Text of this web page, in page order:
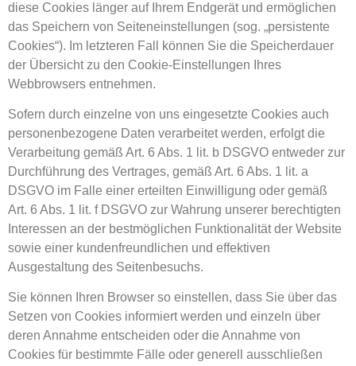
diese Cookies länger auf Ihrem Endgerät und ermöglichen
das Speichern von Seiteneinstellungen (sog. „persistente
Cookies“). Im letzteren Fall können Sie die Speicherdauer
der Übersicht zu den Cookie-Einstellungen Ihres
Webbrowsers entnehmen.
Sofern durch einzelne von uns eingesetzte Cookies auch
personenbezogene Daten verarbeitet werden, erfolgt die
Verarbeitung gemäß Art. 6 Abs. 1 lit. b DSGVO entweder zur
Durchführung des Vertrages, gemäß Art. 6 Abs. 1 lit. a
DSGVO im Falle einer erteilten Einwilligung oder gemäß
Art. 6 Abs. 1 lit. f DSGVO zur Wahrung unserer berechtigten
Interessen an der bestmöglichen Funktionalität der Website
sowie einer kundenfreundlichen und effektiven
Ausgestaltung des Seitenbesuchs.
Sie können Ihren Browser so einstellen, dass Sie über das
Setzen von Cookies informiert werden und einzeln über
deren Annahme entscheiden oder die Annahme von
Cookies für bestimmte Fälle oder generell ausschließen